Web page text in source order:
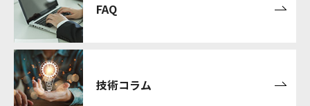
FAQ
技術コラム